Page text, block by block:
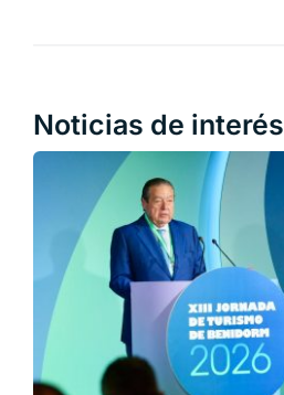
Noticias de interés